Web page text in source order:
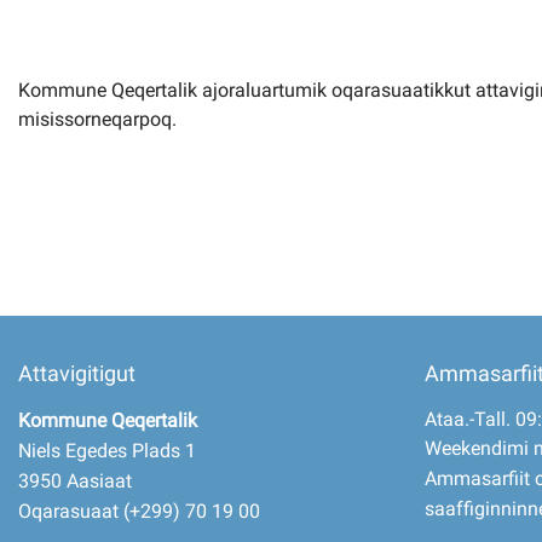
Kommune Qeqertalik ajoraluartumik oqarasuaatikkut
misissorneqarpoq.
Attavigitigut
Kommune Qeqertalik
Niels Egedes Plads 1
3950 Aasiaat
Oqarasuaat (+299) 70 19 00
Ataa.-Tall.
Weekendimi
Ammasarfiit